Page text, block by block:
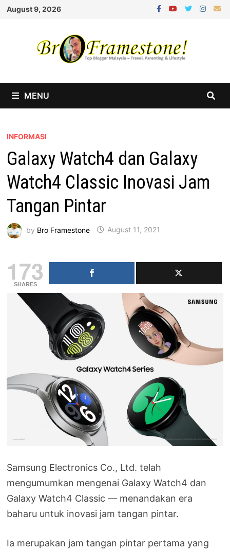
Skip
August 9, 2026
MENU
INFORMASI
Galaxy Watch4 dan Galaxy
Watch4 Classic Inovasi Jam
Tangan Pintar
by Bro Framestone August 11, 2021
173
SHARES
Samsung Electronics Co., Ltd. telah
mengumumkan mengenai Galaxy Watch4 dan
Galaxy Watch4 Classic — menandakan era
baharu untuk inovasi jam tangan pintar.
Ia merupakan jam tangan pintar pertama yang